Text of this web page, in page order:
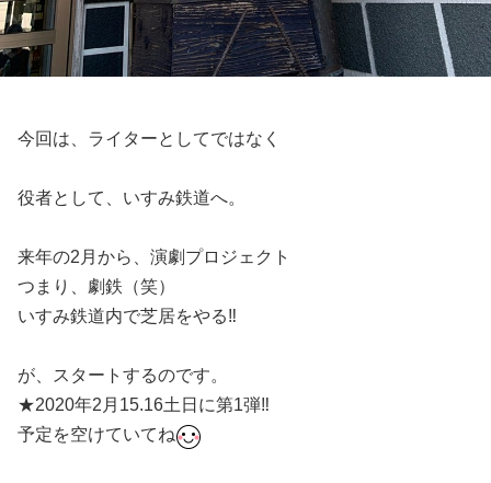
今回は、ライターとしてではなく
役者として、いすみ鉄道へ。
来年の2月から、演劇プロジェクト
つまり、劇鉄（笑）
いすみ鉄道内で芝居をやる‼️
が、スタートするのです。
★2020年2月15.16土日に第1弾‼️
予定を空けていてね